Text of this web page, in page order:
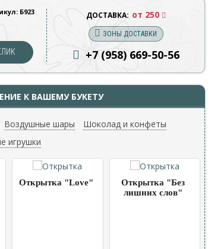
Б923 ДОСТАВКА: от 250
ЗОНЫ ДОСТАВКИ
+7 (958) 669-50-56
К ВАШЕМУ БУКЕТУ
Воздушные шары
Шоколад и конфеты
игрушки
Открытка "Love"
Открытка "Без
лишних слов"